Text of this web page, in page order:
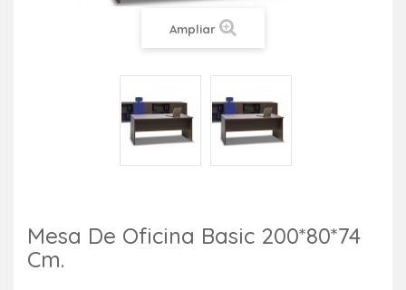
Ampliar
Mesa De Oficina Basic 200*80*74
Cm.